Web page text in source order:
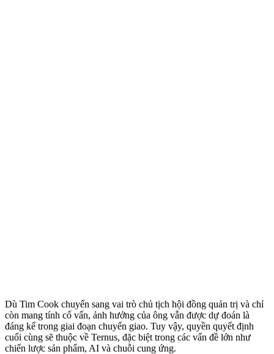
Dù Tim Cook chuyển sang vai trò chủ tịch hội đồng quản trị và chỉ
còn mang tính cố vấn, ảnh hưởng của ông vẫn được dự đoán là
đáng kể trong giai đoạn chuyển giao. Tuy vậy, quyền quyết định
cuối cùng sẽ thuộc về Ternus, đặc biệt trong các vấn đề lớn như
chiến lược sản phẩm, AI và chuỗi cung ứng.